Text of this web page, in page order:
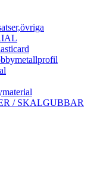
/ SKALGUBBAR